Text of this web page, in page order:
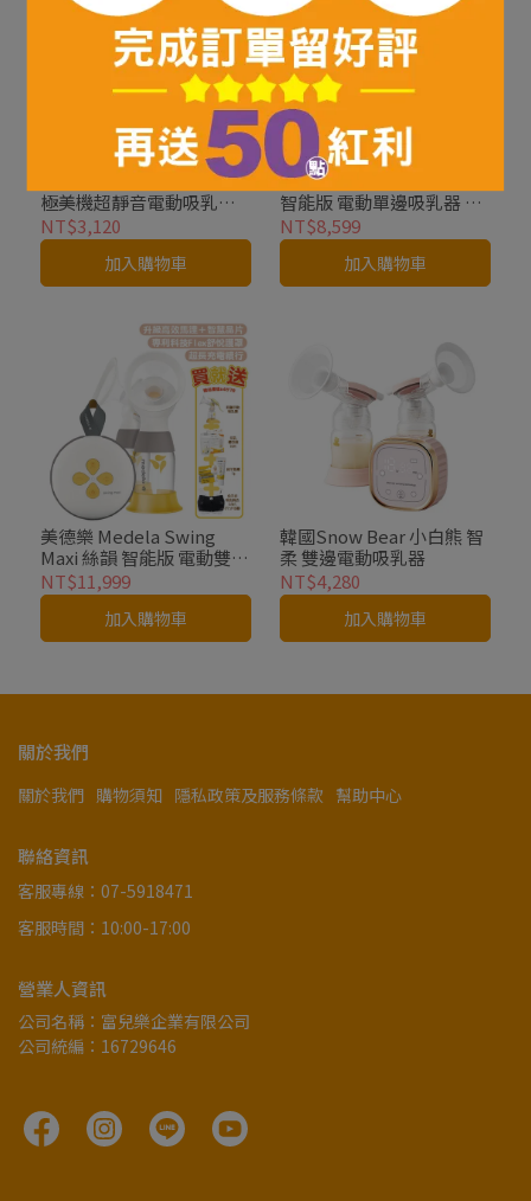
Simba 小獅王辛巴 iFeed
極美機超靜音電動吸乳器
送手動吸乳器配件五件組
NT$3,120
加入購物車
美德樂 Medela Solo 暢韻
智能版 電動單邊吸乳器 買
就送母乳儲存袋＋純羊脂
膏＋免手扶吸乳胸衣
NT$8,599
加入購物車
美德樂 Medela Swing
Maxi 絲韻 智能版 電動雙邊
吸乳器 買就送手動吸乳器
＋母乳儲存袋＋純羊脂膏
＋免手扶吸乳胸衣
NT$11,999
加入購物車
韓國Snow Bear 小白熊 智
柔 雙邊電動吸乳器
NT$4,280
加入購物車
關於我們
關於我們 購物須知 隱私政策及服務條款 幫助中心
聯絡資訊
客服專線：07-5918471
客服時間：10:00-17:00
營業人資訊
公司名稱：富兒樂企業有限公司
公司統編：16729646